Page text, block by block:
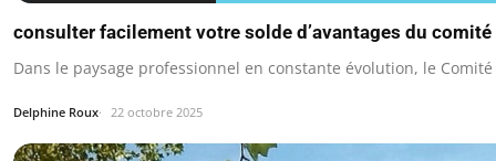
consulter facilement votre solde d’avantages du
Dans le paysage professionnel en constante évolution, le
Delphine Roux 22 octobre 2025